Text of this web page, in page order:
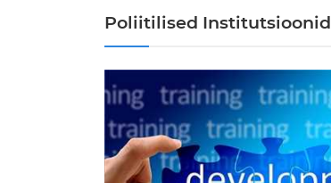
Poliitilised Institutsioonid